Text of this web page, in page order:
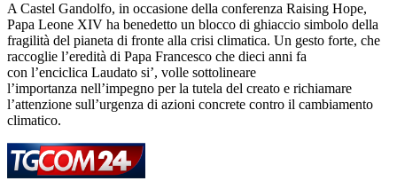
A Castel Gandolfo, in occasione della conferenza Raising Hope,
Papa Leone XIV ha benedetto un blocco di ghiaccio simbolo della
fragilità del pianeta di fronte alla crisi climatica. Un gesto forte, che
raccoglie l’eredità di Papa Francesco che dieci anni fa
con l’enciclica Laudato si’, volle sottolineare
l’importanza nell’impegno per la tutela del creato e richiamare
l’attenzione sull’urgenza di azioni concrete contro il cambiamento
climatico.